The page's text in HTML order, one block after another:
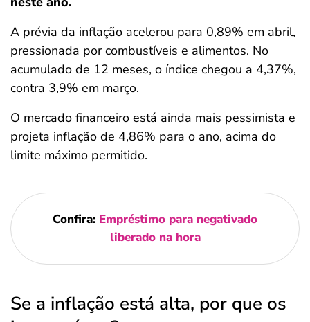
A prévia da inflação acelerou para 0,89% em abril,
pressionada por combustíveis e alimentos. No
acumulado de 12 meses, o índice chegou a 4,37%,
contra 3,9% em março.
O mercado financeiro está ainda mais pessimista e
projeta inflação de 4,86% para o ano, acima do
limite máximo permitido.
Confira: Empréstimo para negativado
liberado na hora
Se a inflação está alta, por que os